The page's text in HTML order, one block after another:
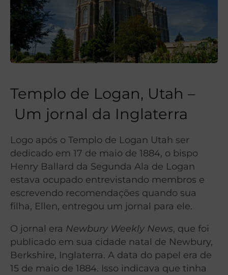
Templo de Logan, Utah –
Um jornal da Inglaterra
Logo após o Templo de Logan Utah ser
dedicado em 17 de maio de 1884, o bispo
Henry Ballard da Segunda Ala de Logan
estava ocupado entrevistando membros e
escrevendo recomendações quando sua
filha, Ellen, entregou um jornal para ele.
O jornal era Newbury Weekly News, que foi
publicado em sua cidade natal de Newbury,
Berkshire, Inglaterra. A data do papel era de
15 de maio de 1884. Isso indicava que tinha